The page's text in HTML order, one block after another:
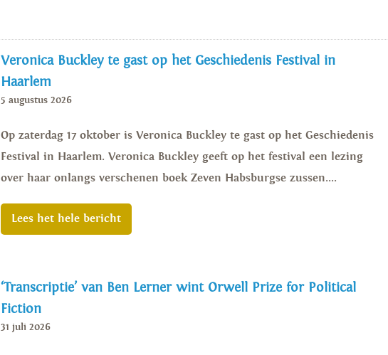
Veronica Buckley te gast op het Geschiedenis Festival in
Haarlem
5 augustus 2026
Op zaterdag 17 oktober is Veronica Buckley te gast op het Geschiedenis
Festival in Haarlem. Veronica Buckley geeft op het festival een lezing
over haar onlangs verschenen boek Zeven Habsburgse zussen....
Lees het hele bericht
‘Transcriptie’ van Ben Lerner wint Orwell Prize for Political
Fiction
31 juli 2026